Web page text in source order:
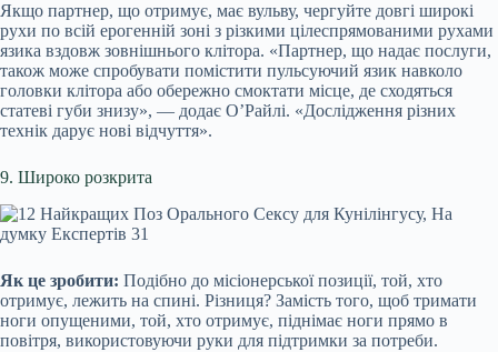
Якщо партнер, що отримує, має вульву, чергуйте довгі широкі
рухи по всій ерогенній зоні з різкими цілеспрямованими рухами
язика вздовж зовнішнього клітора. «Партнер, що надає послуги,
також може спробувати помістити пульсуючий язик навколо
головки клітора або обережно смоктати місце, де сходяться
статеві губи знизу», — додає О’Райлі. «Дослідження різних
технік дарує нові відчуття».
9. Широко розкрита
Як це зробити: Подібно до місіонерської позиції, той, хто
отримує, лежить на спині. Різниця? Замість того, щоб тримати
ноги опущеними, той, хто отримує, піднімає ноги прямо в
повітря, використовуючи руки для підтримки за потреби.